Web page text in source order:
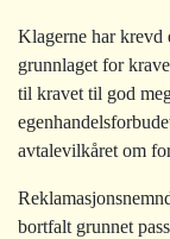
Klagerne har krevd
grunnlaget for
til kravet til god
avtalevilkåret om
bortfalt grunnet